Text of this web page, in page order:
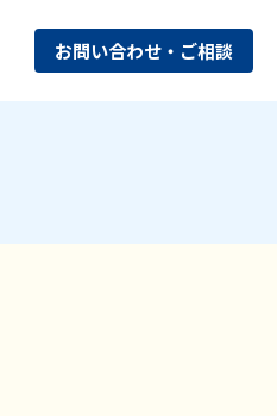
お問い合わせ・ご相談